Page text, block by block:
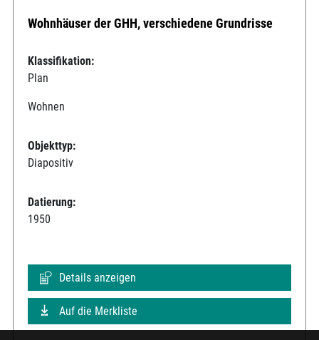
Wohnhäuser der GHH, verschiedene Grundrisse
Klassifikation:
Plan
Wohnen
Objekttyp:
Diapositiv
Datierung:
1950
Details anzeigen
Auf die Merkliste